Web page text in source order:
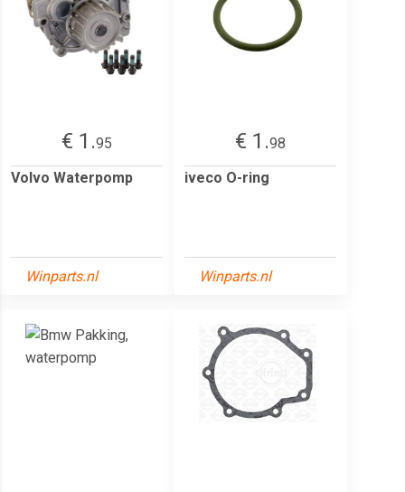
€ 1.95
Volvo Waterpomp
Winparts.nl
€ 1.98
iveco O-ring
Winparts.nl